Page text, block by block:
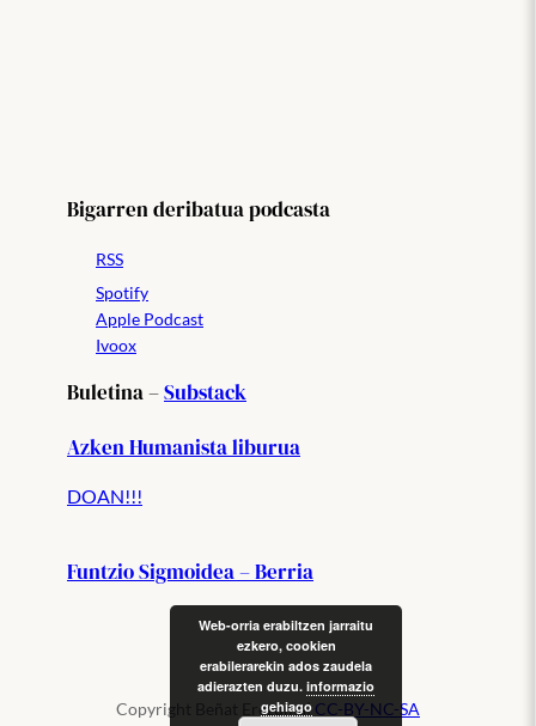
Bigarren deribatua podcasta
RSS
Spotify
Apple Podcast
Ivoox
Buletina –Substack
Azken Humanista liburua
DOAN!!!
Funtzio Sigmoidea – Berria
Copyright Beñat Erezuma|CC-BY-NC-SA
Web-orria erabiltzen jarraitu
ezkero, cookien
erabilerarekin ados zaudela
adierazten duzu. informazio
gehiago